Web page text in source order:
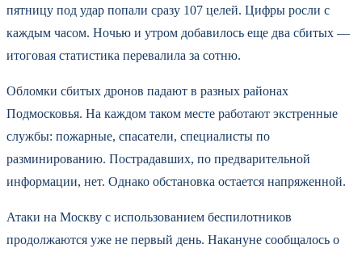
пятницу под удар попали сразу 107 целей. Цифры росли с
каждым часом. Ночью и утром добавилось еще два сбитых —
итоговая статистика перевалила за сотню.
Обломки сбитых дронов падают в разных районах
Подмосковья. На каждом таком месте работают экстренные
службы: пожарные, спасатели, специалисты по
разминированию. Пострадавших, по предварительной
информации, нет. Однако обстановка остается напряженной.
Атаки на Москву с использованием беспилотников
продолжаются уже не первый день. Накануне сообщалось о